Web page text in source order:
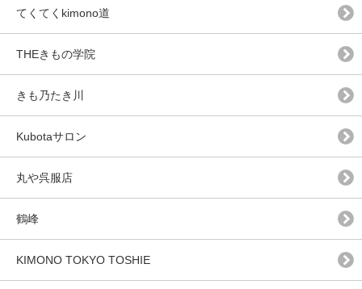
てくてくkimono道
THEきもの学院
きも乃たき川
Kubotaサロン
丸や呉服店
鶴峰
KIMONO TOKYO TOSHIE